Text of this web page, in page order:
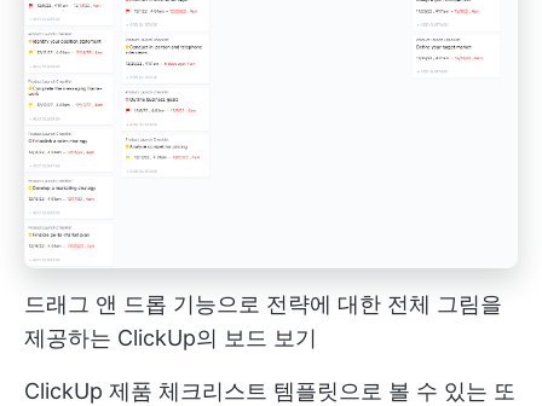
드래그 앤 드롭 기능으로 전략에 대한 전체 그림을
제공하는 ClickUp의 보드 보기
ClickUp 제품 체크리스트 템플릿으로 볼 수 있는 또